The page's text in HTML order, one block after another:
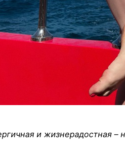
и жизнерадостная –